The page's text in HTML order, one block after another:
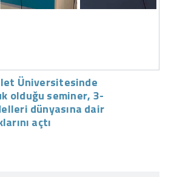
Üniversitesinde
olduğu seminer, 3-
dünyasına dair
açtı